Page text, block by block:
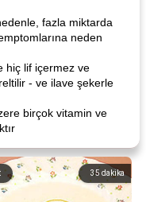
fazla miktarda
neden
hiç lif içermez ve
- ve ilave şekerle
birçok vitamin ve
35 dakika